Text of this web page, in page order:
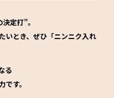
定打”。
いとき、ぜひ「ニンニク入れ
――
です。